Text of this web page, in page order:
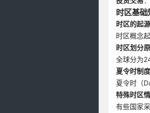
时区基础
时区的起源
时区概念
时区划分
全球分为
夏令时制度
夏令时（
特殊时区
有些国家